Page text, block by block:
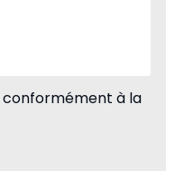
conformément à la